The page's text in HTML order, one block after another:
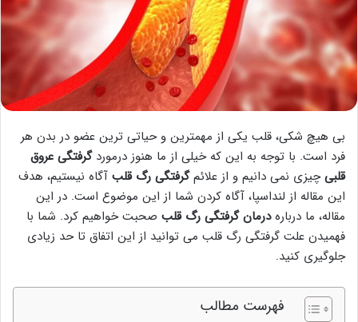
بی هیچ شکی، قلب یکی از مهمترین و حیاتی ترین عضو در بدن هر
فرد است. با توجه به این که خیلی از ما هنوز درموردگرفتگی عروق
قلبیچیزی نمی دانیم و از علائمگرفتگی رگ قلب آگاه نیستیم، هدف
این مقاله از لنداسپا، آگاه کردن شما از این موضوع است. در این
مقاله، ما دربارهدرمان گرفتگی رگ قلب صحبت خواهیم کرد. شما با
فهمیدن علت گرفتگی رگ قلب می توانید از این اتفاق تا حد زیادی
جلوگیری کنید.
فهرست مطالب